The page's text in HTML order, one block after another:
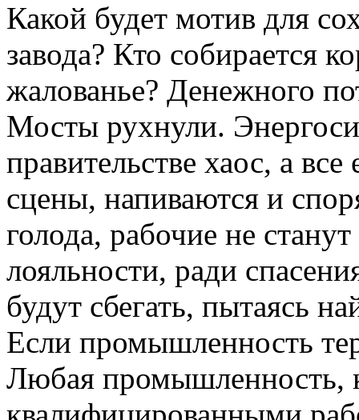
Какой будет мотив для
завода? Кто собирается
жалованье? Денежного
Мосты рухнули.
правительстве хаос, а
сцены, напиваются и
голода, рабочие не
лояльности, ради
будут сбегать, пытаясь
Если промышленность
Любая промышленность,